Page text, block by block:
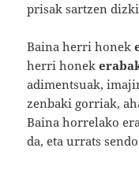
prisak sartzen
Baina herri honek
herri honek
adimentsuak,
zenbaki gorriak,
Baina horrelako
da, eta urrats